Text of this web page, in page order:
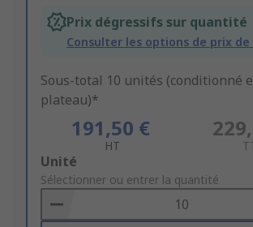
Prix dégressifs sur quantité
Consulter les options de prix de
Sous-total 10 unités (conditionné
plateau)*
191,50 €
HT
Add
to
Basket
Unité
Sélectionner ou entrer la quantité